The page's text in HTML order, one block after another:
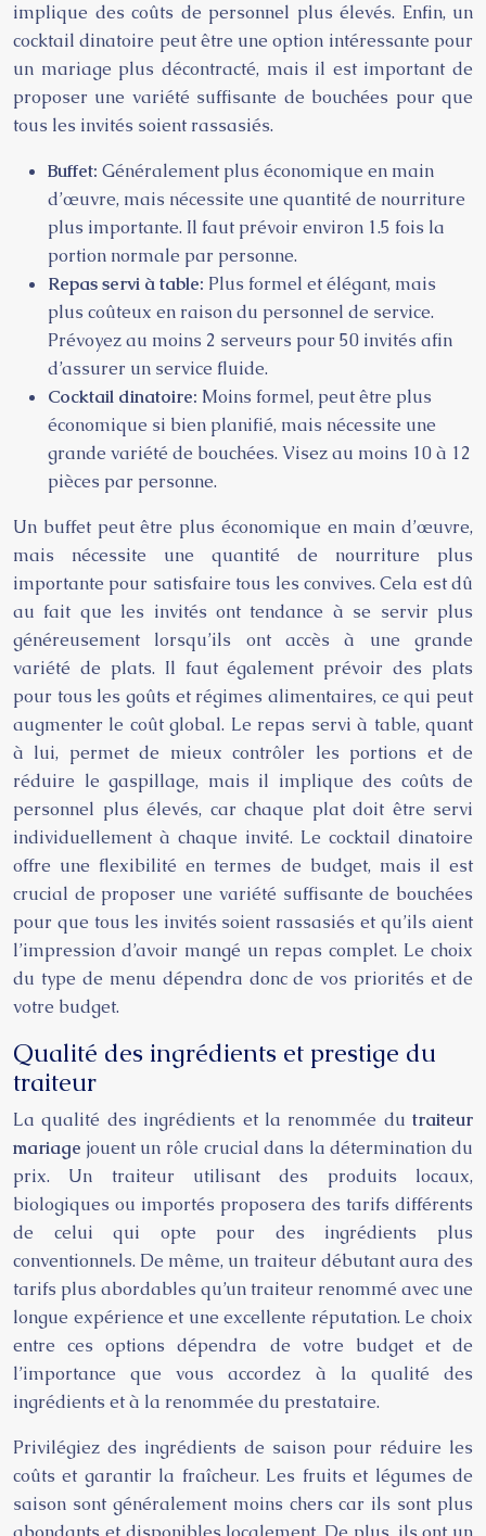
implique des coûts de personnel plus élevés. Enfin, un
cocktail dinatoire peut être une option intéressante pour
un mariage plus décontracté, mais il est important de
proposer une variété suffisante de bouchées pour que
tous les invités soient rassasiés.
Buffet: Généralement plus économique en main
d’œuvre, mais nécessite une quantité de nourriture
plus importante. Il faut prévoir environ 1.5 fois la
portion normale par personne.
Repas servi à table: Plus formel et élégant, mais
plus coûteux en raison du personnel de service.
Prévoyez au moins 2 serveurs pour 50 invités afin
d’assurer un service fluide.
Cocktail dinatoire: Moins formel, peut être plus
économique si bien planifié, mais nécessite une
grande variété de bouchées. Visez au moins 10 à 12
pièces par personne.
Un buffet peut être plus économique en main d’œuvre,
mais nécessite une quantité de nourriture plus
importante pour satisfaire tous les convives. Cela est dû
au fait que les invités ont tendance à se servir plus
généreusement lorsqu’ils ont accès à une grande
variété de plats. Il faut également prévoir des plats
pour tous les goûts et régimes alimentaires, ce qui peut
augmenter le coût global. Le repas servi à table, quant
à lui, permet de mieux contrôler les portions et de
réduire le gaspillage, mais il implique des coûts de
personnel plus élevés, car chaque plat doit être servi
individuellement à chaque invité. Le cocktail dinatoire
offre une flexibilité en termes de budget, mais il est
crucial de proposer une variété suffisante de bouchées
pour que tous les invités soient rassasiés et qu’ils aient
l’impression d’avoir mangé un repas complet. Le choix
du type de menu dépendra donc de vos priorités et de
votre budget.
Qualité des ingrédients et prestige du
traiteur
La qualité des ingrédients et la renommée du traiteur
mariage jouent un rôle crucial dans la détermination du
prix. Un traiteur utilisant des produits locaux,
biologiques ou importés proposera des tarifs différents
de celui qui opte pour des ingrédients plus
conventionnels. De même, un traiteur débutant aura des
tarifs plus abordables qu’un traiteur renommé avec une
longue expérience et une excellente réputation. Le choix
entre ces options dépendra de votre budget et de
l’importance que vous accordez à la qualité des
ingrédients et à la renommée du prestataire.
Privilégiez des ingrédients de saison pour réduire les
coûts et garantir la fraîcheur. Les fruits et légumes de
saison sont généralement moins chers car ils sont plus